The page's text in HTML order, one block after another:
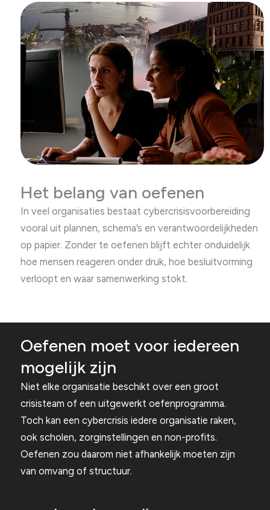
Het belang van oefenen
In veel organisaties bestaat cybercrisisvoorbereiding
vooral uit plannen, schema’s en verantwoordelijkheden
op papier. Zonder te oefenen blijft echter onduidelijk
hoe mensen reageren onder druk, hoe besluitvorming
verloopt en waar samenwerking stokt.
Oefenen moet voor iedereen
mogelijk zijn
Niet elke organisatie beschikt over een groot
crisisteam of een uitgewerkt oefenprogramma.
Toch kan een cybercrisis iedere organisatie raken,
ook scholen, zorginstellingen en non-profits.
Oefenen zou daarom niet afhankelijk moeten zijn
van omvang of structuur.